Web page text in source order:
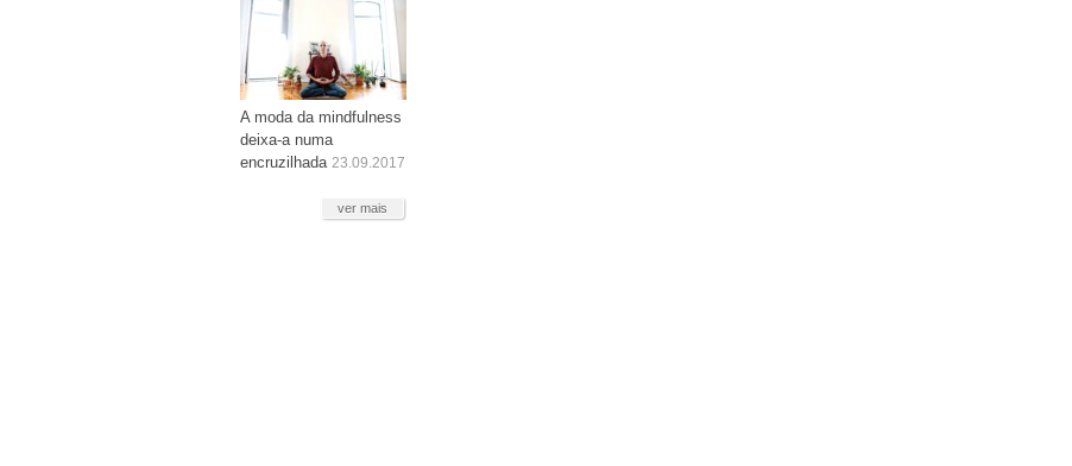
A moda da mindfulness
deixa-a numa
encruzilhada 23.09.2017
ver mais